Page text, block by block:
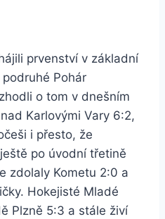
prvenství v základní
Pohár
o tom v dnešním
Karlovými Vary 6:2,
i přesto, že
po úvodní třetině
zdolaly Kometu 2:0 a
Hokejisté Mladé
Plzně 5:3 a stále živí